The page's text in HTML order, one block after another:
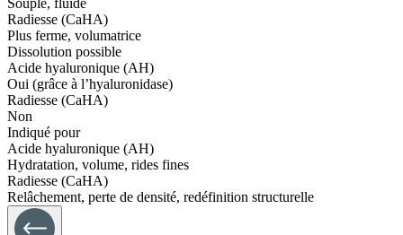
Souple, fluide
Radiesse (CaHA)
Plus ferme, volumatrice
Dissolution possible
Acide hyaluronique (AH)
Oui (grâce à l’hyaluronidase)
Radiesse (CaHA)
Non
Indiqué pour
Acide hyaluronique (AH)
Hydratation, volume, rides fines
Radiesse (CaHA)
Relâchement, perte de densité, redéfinition structurelle